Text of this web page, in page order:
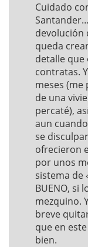
Cuidado
devolución
queda
detalle que
contratas.
meses
de una
percaté),
aun
se
ofrecieron
por unos
sistema de
BUENO, si
mezquino.
breve
que en
bien.